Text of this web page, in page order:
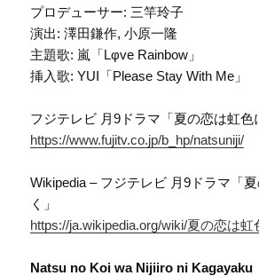
プロデューサー: 三竿玲子
演出: 澤田鎌作, 小原一隆
主題歌: 嵐「Lφve Rainbow」
挿入歌: YUI「Please Stay With Me」
フジテレビ 月9ドラマ「夏の恋は虹色
https://www.fujitv.co.jp/b_hp/natsuniji/
Wikipedia – フジテレビ 月9ドラマ「
く」
https://ja.wikipedia.org/wiki/夏の恋は虹
Natsu no Koi wa Nijiiro ni Kagayaku